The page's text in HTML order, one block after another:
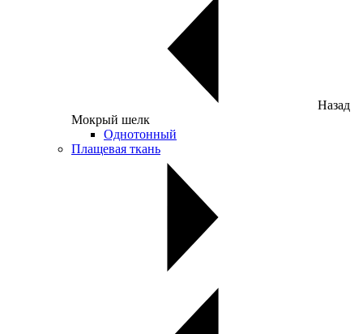
Назад
Мокрый шелк
Однотонный
Плащевая ткань